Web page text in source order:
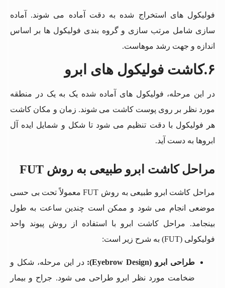
فولیکول های استخراج شده به دقت آماده می شوند. آماده
سازی شامل مرتب سازی و گروه بندی فولیکول ها بر اساس
اندازه و جهت رشد موهاست.
۶. کاشت فولیکول های ابرو
در این مرحله، فولیکول های آماده شده یک به یک در منطقه
مورد نظر بر روی پوست کاشت می شوند. زمان و مکان کاشت
هر فولیکول با دقت تنظیم می شود تا شکل و شمایل ایده آل
ابروها به دست آید.
مراحل کاشت ابرو طبیعی به روش FUT
مراحل کاشت ابرو طبیعی به روش FUT معمولاً تحت بی حسی
موضعی انجام می شود و ممکن است چندین ساعت به طول
بینجامد. مراحل کاشت ابرو با استفاده از روش پیوند واحد
فولیکولی (FUT) به شرح زیر است:
طراحی ابرو (Eyebrow Design):
در این مرحله، شکل و
ضخامت مورد نظر ابرو طراحی می شود. جراح و بیمار